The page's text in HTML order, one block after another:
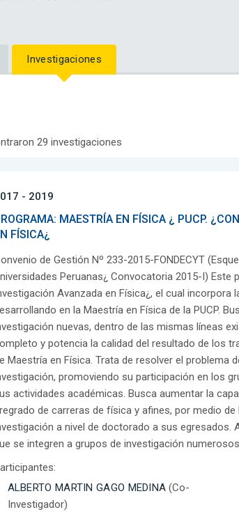
Investigaciones
29 investigaciones
- 2019
MAESTRÍA EN FÍSICA ¿ PUCP.
FÍSICA¿
de Gestión Nº 233-2015-FONDECYT
Peruanas¿ Convocatoria 2015-I)
Avanzada en Física¿, el cual
en la Maestría en Física de la PUCP.
nuevas, dentro de las mismas líneas
y potencia la calidad del resultado de los
Maestría en Física. Trata de resolver el problema
promoviendo su participación en los
actividades académicas. Busca aumentar la
de carreras de física y afines, por medio
a nivel de doctorado a sus
se integren a grupos de investigación
ALBERTO MARTIN GAGO MEDINA (Co-
Investigador)